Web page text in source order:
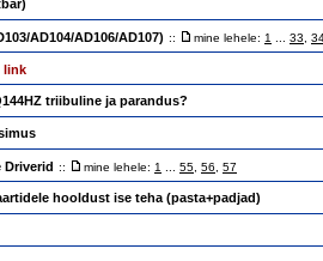
AD104/AD106/AD107) :: mine lehele: 1 33
link
triibuline ja parandus?
Driverid :: mine lehele: 1 55 56 57
hooldust ise teha (pasta+padjad)